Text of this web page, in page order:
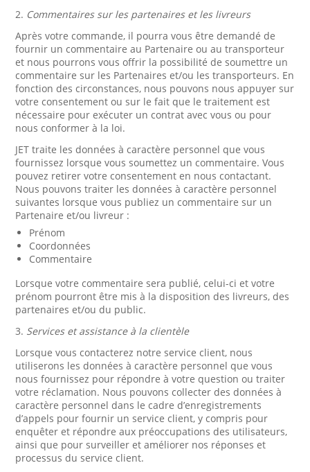
2. Commentaires sur les partenaires et les livreurs
Après votre commande, il pourra vous être demandé de
fournir un commentaire au Partenaire ou au transporteur
et nous pourrons vous offrir la possibilité de soumettre un
commentaire sur les Partenaires et/ou les transporteurs. En
fonction des circonstances, nous pouvons nous appuyer sur
votre consentement ou sur le fait que le traitement est
nécessaire pour exécuter un contrat avec vous ou pour
nous conformer à la loi.
JET traite les données à caractère personnel que vous
fournissez lorsque vous soumettez un commentaire. Vous
pouvez retirer votre consentement en nous contactant.
Nous pouvons traiter les données à caractère personnel
suivantes lorsque vous publiez un commentaire sur un
Partenaire et/ou livreur :
Prénom
Coordonnées
Commentaire
Lorsque votre commentaire sera publié, celui-ci et votre
prénom pourront être mis à la disposition des livreurs, des
partenaires et/ou du public.
3. Services et assistance à la clientèle
Lorsque vous contacterez notre service client, nous
utiliserons les données à caractère personnel que vous
nous fournissez pour répondre à votre question ou traiter
votre réclamation. Nous pouvons collecter des données à
caractère personnel dans le cadre d’enregistrements
d’appels pour fournir un service client, y compris pour
enquêter et répondre aux préoccupations des utilisateurs,
ainsi que pour surveiller et améliorer nos réponses et
processus du service client.